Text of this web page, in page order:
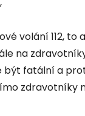
volání 112,
na
být fatální a
zdravotníky